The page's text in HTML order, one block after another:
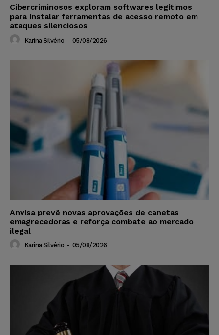
Cibercriminosos exploram softwares legítimos
para instalar ferramentas de acesso remoto em
ataques silenciosos
Karina Silvério - 05/08/2026
Anvisa prevê novas aprovações de canetas
emagrecedoras e reforça combate ao mercado
ilegal
Karina Silvério - 05/08/2026